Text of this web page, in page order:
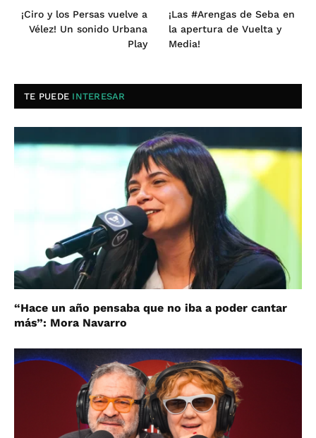
¡Ciro y los Persas vuelve a
Vélez! Un sonido Urbana
Play
¡Las #Arengas de Seba en
la apertura de Vuelta y
Media!
TE PUEDE INTERESAR
“Hace un año pensaba que no iba a poder cantar
más”: Mora Navarro